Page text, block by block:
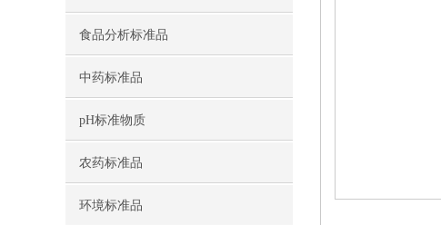
食品分析标准品
中药标准品
pH标准物质
农药标准品
环境标准品